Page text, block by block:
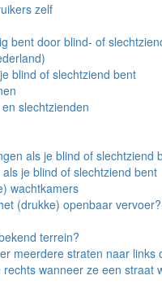
zelf
bent door blind- of
blind of slechtziend bent
slechtzienden
als je blind of slechtziend
je blind of slechtziend bent
wachtkamers
(drukke) openbaar vervoer?
terrein?
meerdere straten naar links
wanneer ze een straat